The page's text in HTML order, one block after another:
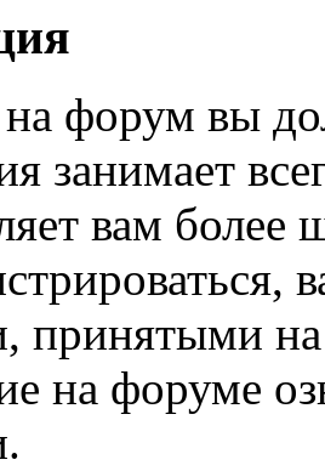
форум вы
занимает
вам
принятыми
на форуме